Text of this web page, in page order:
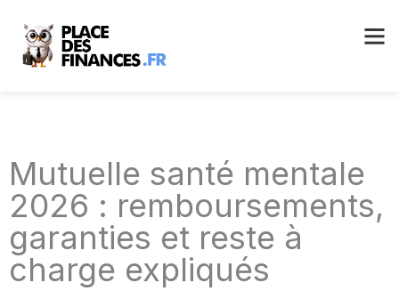
Mutuelle santé mentale
2026 : remboursements,
garanties et reste à
charge expliqués